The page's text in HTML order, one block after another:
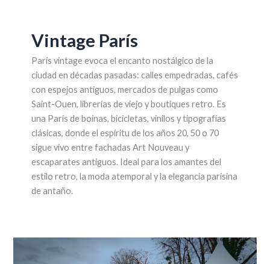
Vintage París
París vintage evoca el encanto nostálgico de la
ciudad en décadas pasadas: calles empedradas, cafés
con espejos antiguos, mercados de pulgas como
Saint-Ouen, librerías de viejo y boutiques retro. Es
una París de boinas, bicicletas, vinilos y tipografías
clásicas, donde el espíritu de los años 20, 50 o 70
sigue vivo entre fachadas Art Nouveau y
escaparates antiguos. Ideal para los amantes del
estilo retro, la moda atemporal y la elegancia parisina
de antaño.